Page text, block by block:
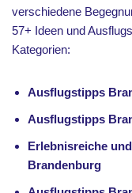
verschiedene
57+ Ideen und
Kategorien:
Ausflugstipps
Ausflugstipps
Erlebnisreiche
Brandenburg